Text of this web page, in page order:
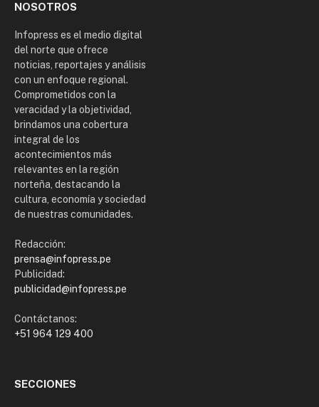
NOSOTROS
Infopress es el medio digital
del norte que ofrece
noticias, reportajes y análisis
con un enfoque regional.
Comprometidos con la
veracidad y la objetividad,
brindamos una cobertura
integral de los
acontecimientos más
relevantes en la región
norteña, destacando la
cultura, economía y sociedad
de nuestras comunidades.
Redacción:
prensa@infopress.pe
Publicidad:
publicidad@infopress.pe
Contáctanos:
+51 964 129 400
SECCIONES